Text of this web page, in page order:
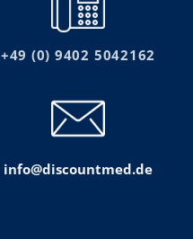
+49 (0) 9402 5042162
info@discountmed.de